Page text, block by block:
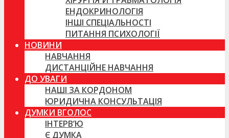
ЕНДОКРИНОЛОГІЯ
ІНШІ СПЕЦІАЛЬНОСТІ
ПИТАННЯ ПСИХОЛОГІЇ
НОВИНИ
НАВЧАННЯ
ДИСТАНЦІЙНЕ НАВЧАННЯ
ДО УВАГИ
НАШІ ЗА КОРДОНОМ
ЮРИДИЧНА КОНСУЛЬТАЦІЯ
ДУМКИ ВГОЛОС
ІНТЕРВ’Ю
Є ДУМКА